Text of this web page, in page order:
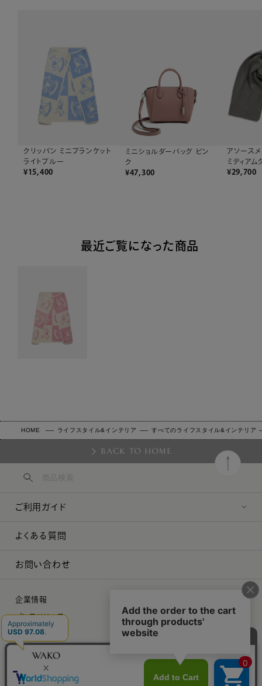
クリッパン ミニブランケット
ライトブルー
¥15,400
ミニショルダーバッグ ピン
ク
¥47,300
アソース
ミディアム
¥29,700
最近ご覧になった商品
HOME ライフスタイル&インテリア すべてのライフスタイル&インテリア
BACK TO HOME
ご利用ガイド
よくある質問
お問い合わせ
企業情報
プレスリリース
採用情報
特定商取引に関する法律に基づく表示
プライバシーポリシー